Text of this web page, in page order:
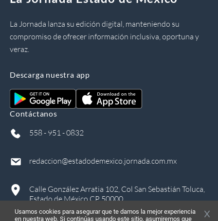
La Jornada lanza su edición digital, manteniendo su
compromiso de ofrecer información inclusiva, oportuna y
veraz.
Descarga nuestra app
Contáctanos
558 - 951 - 0832
redaccion@estadodemexico.jornada.com.mx
Calle González Arratia 102, Col San Sebastián Toluca,
Estado de México CP 50000
Usamos cookies para asegurar que te damos la mejor experiencia
en nuestra web. Si continúas usando este sitio, asumiremos que